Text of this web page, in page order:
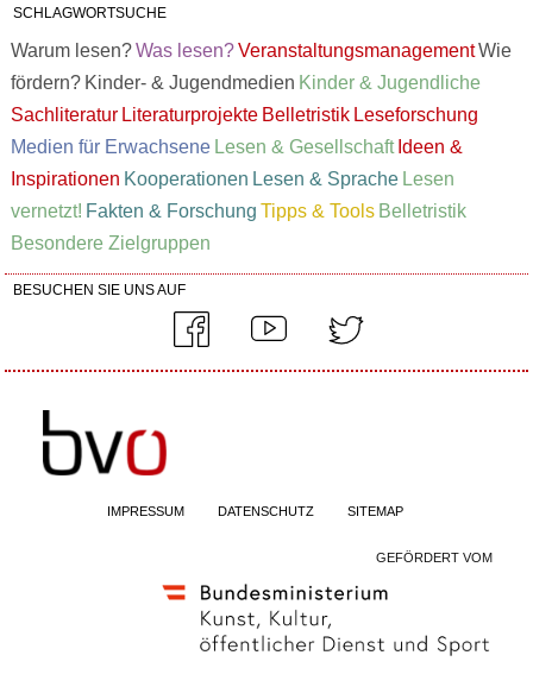
SCHLAGWORTSUCHE
Warum lesen? Was lesen? VeranstaltungsmanagementWie
fördern? Kinder- & Jugendmedien Kinder & Jugendliche
Sachliteratur Literaturprojekte Belletristik Leseforschung
Medien für Erwachsene Lesen & Gesellschaft Ideen &
Inspirationen Kooperationen Lesen & Sprache Lesen
vernetzt! Fakten & Forschung Tipps & Tools Belletristik
Besondere Zielgruppen
BESUCHEN SIE UNS AUF
IMPRESSUM DATENSCHUTZ SITEMAP
GEFÖRDERT VOM